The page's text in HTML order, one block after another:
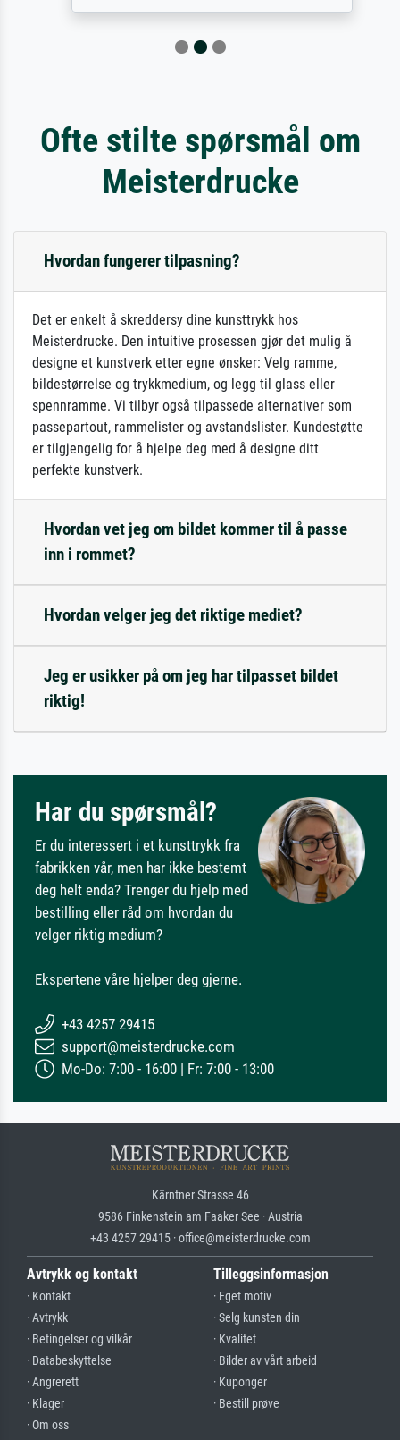
Ofte stilte spørsmål om
Meisterdrucke
Hvordan fungerer tilpasning?
Det er enkelt å skreddersy dine kunsttrykk hos
Meisterdrucke. Den intuitive prosessen gjør det mulig å
designe et kunstverk etter egne ønsker: Velg ramme,
bildestørrelse og trykkmedium, og legg til glass eller
spennramme. Vi tilbyr også tilpassede alternativer som
passepartout, rammelister og avstandslister. Kundestøtte
er tilgjengelig for å hjelpe deg med å designe ditt
perfekte kunstverk.
Hvordan vet jeg om bildet kommer til å passe
inn i rommet?
Hvordan velger jeg det riktige mediet?
Jeg er usikker på om jeg har tilpasset bildet
riktig!
Har du spørsmål?
Er du interessert i et kunsttrykk fra
fabrikken vår, men har ikke bestemt
deg helt enda? Trenger du hjelp med
bestilling eller råd om hvordan du
velger riktig medium?
Ekspertene våre hjelper deg gjerne.
+43 4257 29415
support@meisterdrucke.com
Mo-Do: 7:00 - 16:00 | Fr: 7:00 - 13:00
Kärntner Strasse 46
9586 Finkenstein am Faaker See · Austria
+43 4257 29415 · office@meisterdrucke.com
Avtrykk og kontakt
· Kontakt
· Avtrykk
· Betingelser og vilkår
· Databeskyttelse
· Angrerett
· Klager
· Om oss
Tilleggsinformasjon
· Eget motiv
· Selg kunsten din
· Kvalitet
· Bilder av vårt arbeid
· Kuponger
· Bestill prøve